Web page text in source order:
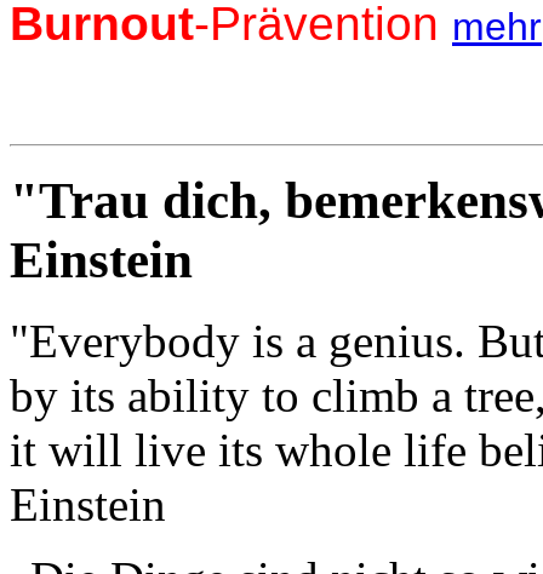
Burnout-Prävention mehr
"Trau dich,
Einstein
"Everybody is a genius.
by its ability to climb a
it will live its whole life
Einstein